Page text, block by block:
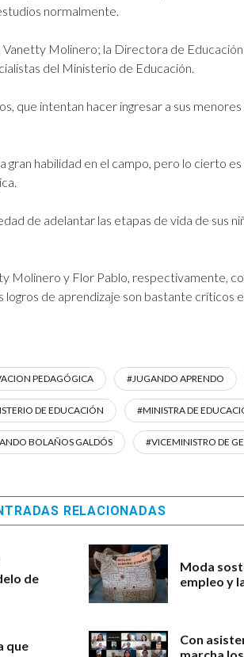
normalmente.
Molinero; la Directora de
del Ministerio de Educación.
que intentan hacer ingresar a sus menores
habilidad en el campo, pero lo cierto
de adelantar las etapas de vida de sus
Molinero y Flor Pablo, respectivamente,
de aprendizaje son bastante críticos
PEDAGÓGICA #JUGANDO APRENDO
DE EDUCACIÓN #MINISTRA DE
BOLAÑOS GALDÓS #VICEMINISTRO DE
RELACIONADAS
de
Moda
empleo y
que
Con
marcha